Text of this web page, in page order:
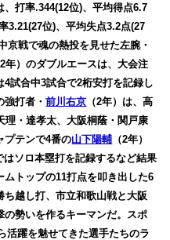
打率.344(12位)、平均得点6.7
3.21(27位)、平均失点3.2点(27
京戦で魂の熱投を見せた左腕・
年）のダブルエースは、大会注
試合中3試合で2桁安打を記録し
強打者・前川右京 （2年）は、高
理・達孝太、大阪桐蔭・関戸康
プテンで4番の山下陽輔 （2年）
ソロ本塁打を記録するなど結果
トップの11打点を叩き出した6
ち越し打、市立和歌山戦と大阪
勢いを作るキーマンだ。スポ
活躍を魅せてきた選手たちのラ